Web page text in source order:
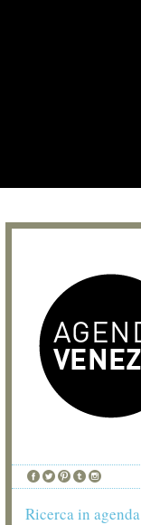
Ricerca in agenda